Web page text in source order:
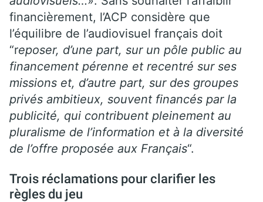
financièrement, l’ACP considère que
l’équilibre de l’audiovisuel français doit
“reposer, d’une part, sur un pôle public au
financement pérenne et recentré sur ses
missions et, d’autre part, sur des groupes
privés ambitieux, souvent financés par la
publicité, qui contribuent pleinement au
pluralisme de l’information et à la diversité
de l’offre proposée aux Français“.
Trois réclamations pour clarifier les
règles du jeu